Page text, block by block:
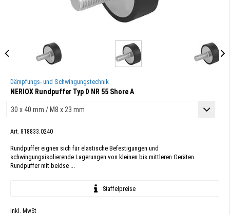
Dämpfungs- und Schwingungstechnik
NERIOX Rundpuffer Typ D NR 55 Shore A
Art. 818833.0240
Rundpuffer eignen sich für elastische Befestigungen und
schwingungsisolierende Lagerungen von kleinen bis mittleren Geräten.
Rundpuffer mit beidse ...
Staffelpreise
inkl. MwSt